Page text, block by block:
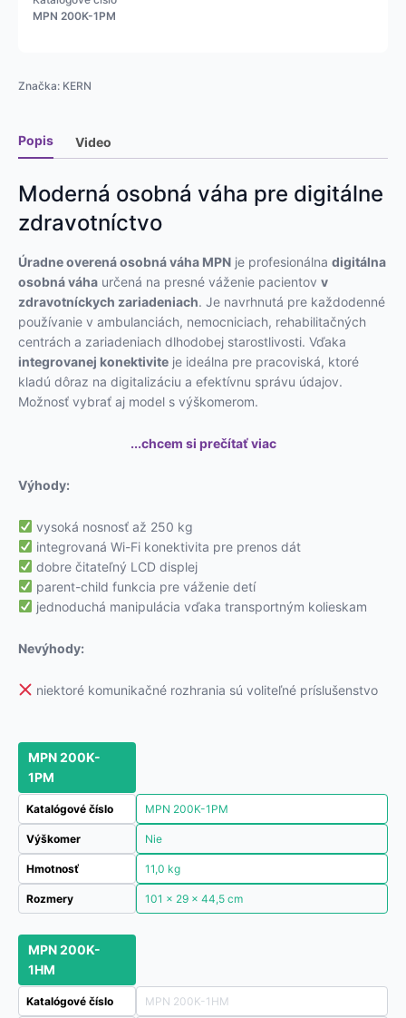
MPN
MPN 200K-1PM
Značka: KERN
Popis Video
Moderná osobná váha pre digitálne
zdravotníctvo
Úradne overená osobná váha MPN je profesionálna digitálna
osobná váha určená na presné váženie pacientov v
zdravotníckych zariadeniach. Je navrhnutá pre každodenné
používanie v ambulanciách, nemocniciach, rehabilitačných
centrách a zariadeniach dlhodobej starostlivosti. Vďaka
integrovanej konektivite je ideálna pre pracoviská, ktoré
kladú dôraz na digitalizáciu a efektívnu správu údajov.
Možnosť vybrať aj model s výškomerom.
...chcem si prečítať viac
Výhody:
vysoká nosnosť až 250 kg
integrovaná Wi-Fi konektivita pre prenos dát
dobre čitateľný LCD displej
parent-child funkcia pre váženie detí
jednoduchá manipulácia vďaka transportným kolieskam
Nevýhody:
niektoré komunikačné rozhrania sú voliteľné príslušenstvo
MPN 200K-
1PM
Katalógové číslo MPN 200K-1PM
Výškomer Nie
Hmotnosť 11,0 kg
Rozmery 101 × 29 × 44,5 cm
MPN 200K-
1HM
Katalógové číslo MPN 200K-1HM